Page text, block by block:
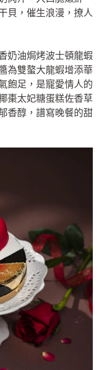
貝，催生浪漫，撩人
奶油焗烤波士頓龍蝦
為雙螯大龍蝦增添華
飽足，是寵愛情人的
棗太妃糖蛋糕佐香草
香醇，譜寫晚餐的甜